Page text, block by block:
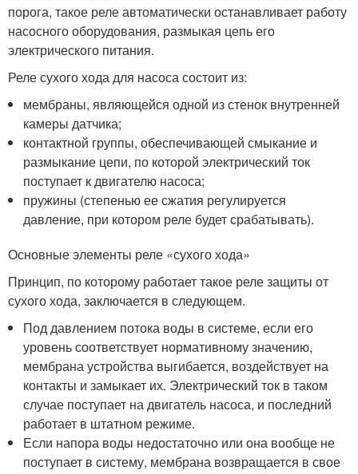
порога, такое реле автоматически останавливает работу
насосного оборудования, размыкая цепь его
электрического питания.
Реле сухого хода для насоса состоит из:
мембраны, являющейся одной из стенок внутренней
камеры датчика;
контактной группы, обеспечивающей смыкание и
размыкание цепи, по которой электрический ток
поступает к двигателю насоса;
пружины (степенью ее сжатия регулируется
давление, при котором реле будет срабатывать).
Основные элементы реле «сухого хода»
Принцип, по которому работает такое реле защиты от
сухого хода, заключается в следующем.
Под давлением потока воды в системе, если его
уровень соответствует нормативному значению,
мембрана устройства выгибается, воздействует на
контакты и замыкает их. Электрический ток в таком
случае поступает на двигатель насоса, и последний
работает в штатном режиме.
Если напора воды недостаточно или она вообще не
поступает в систему, мембрана возвращается в свое